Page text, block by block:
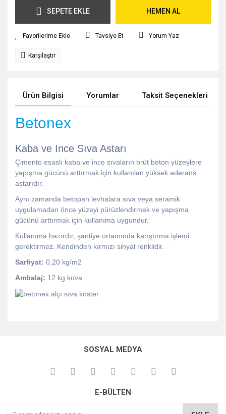
SEPETE EKLE HEMEN AL
Tavsiye Et Yorum Yaz
Karşılaştır
Ürün Bilgisi Yorumlar Taksit Seçenekleri
Betonex
Kaba ve Ince Sıva Astarı
Çimento esaslı kaba ve ince sıvaların brüt beton yüzeylere
yapışma gücünü arttırmak için kullanılan yüksek aderans
astarıdır.
Aynı zamanda betopan levhalara sıva veya seramik
uygulamadan önce yüzeyi pürüzlendirmek ve yapışma
gücünü arttırmak için kullanıma uygundur.
Kullanıma hazırdır, şantiye ortamında karıştırma işlemi
gerektirmez. Kendinden kırmızı sinyal renklidir.
Sarfiyat: 0,20 kg/m2
Ambalaj: 12 kg kova
Yorum Yaz
Görüş ve önerileriniz için teşekkür ederiz.
Ürün açıklamasında eksik bilgiler bulunuyor.
SOSYAL MEDYA
E-BÜLTEN